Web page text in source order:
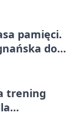
pamięci.
do
trening